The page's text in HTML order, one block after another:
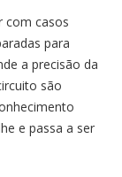
com casos
para
a precisão da
são
e passa a ser